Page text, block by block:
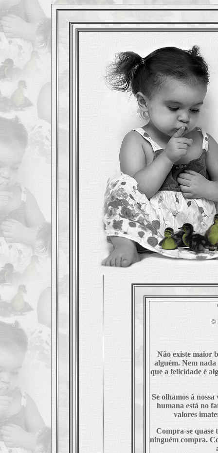
©
Não existe maior
alguém. Nem
que a felicidade é
Se olhamos à
humana está no
valores
Compra-se quase
ninguém compra.